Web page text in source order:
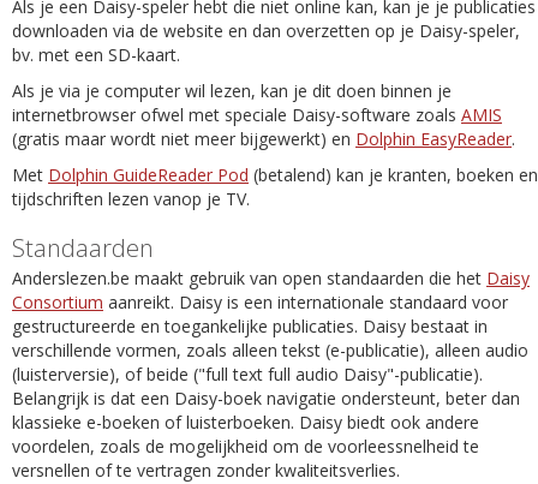
Als je een Daisy-speler hebt die niet online kan, kan je je publicaties
downloaden via de website en dan overzetten op je Daisy-speler,
bv. met een SD-kaart.
Als je via je computer wil lezen, kan je dit doen binnen je
internetbrowser ofwel met speciale Daisy-software zoals AMIS
(gratis maar wordt niet meer bijgewerkt) en Dolphin EasyReader.
Met Dolphin GuideReader Pod (betalend) kan je kranten, boeken en
tijdschriften lezen vanop je TV.
Standaarden
Anderslezen.be maakt gebruik van open standaarden die het Daisy
Consortium aanreikt. Daisy is een internationale standaard voor
gestructureerde en toegankelijke publicaties. Daisy bestaat in
verschillende vormen, zoals alleen tekst (e-publicatie), alleen audio
(luisterversie), of beide ("full text full audio Daisy"-publicatie).
Belangrijk is dat een Daisy-boek navigatie ondersteunt, beter dan
klassieke e-boeken of luisterboeken. Daisy biedt ook andere
voordelen, zoals de mogelijkheid om de voorleessnelheid te
versnellen of te vertragen zonder kwaliteitsverlies.